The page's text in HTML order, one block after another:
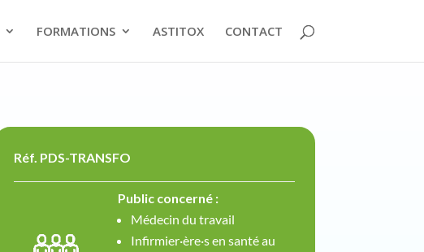
FORMATIONS ASTITOX CONTACT
Réf. PDS-TRANSFO
Public concerné :
Médecin du travail
Infirmier·ère·s en santé au